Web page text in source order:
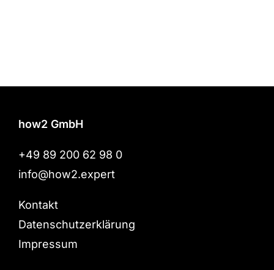
how2 GmbH
+49 89 200 62 98 0
info@how2.expert
Kontakt
Datenschutzerklärung
Impressum